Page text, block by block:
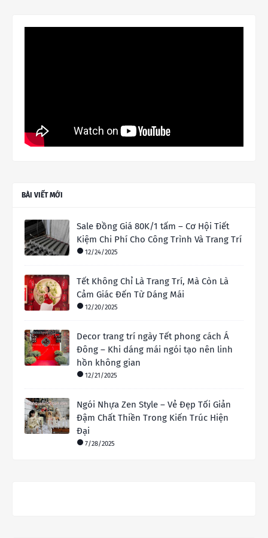
BÀI VIẾT MỚI
Sale Đồng Giá 80K/1 tấm – Cơ Hội Tiết
Kiệm Chi Phí Cho Công Trình Và Trang Trí
12/24/2025
Tết Không Chỉ Là Trang Trí, Mà Còn Là
Cảm Giác Đến Từ Dáng Mái
12/20/2025
Decor trang trí ngày Tết phong cách Á
Đông – Khi dáng mái ngói tạo nên linh
hồn không gian
12/21/2025
Ngói Nhựa Zen Style – Vẻ Đẹp Tối Giản
Đậm Chất Thiền Trong Kiến Trúc Hiện
Đại
7/28/2025